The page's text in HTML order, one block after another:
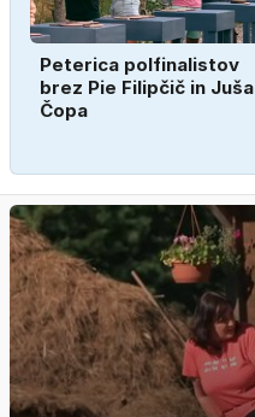
Peterica polfinalistov
brez Pie Filipčič in Juša
Čopa